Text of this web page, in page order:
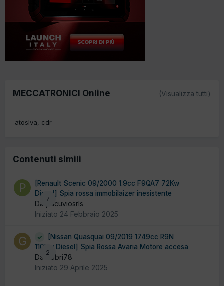
MECCATRONICI Online (Visualizza tutti)
atoslva cdr
Contenuti simili
7
[Renault Scenic 09/2000 1.9cc F9QA7 72Kw
Diesel] Spia rossa immobilaizer inesistente
Da pacuviosrls
Iniziato 24 Febbraio 2025
2
[Nissan Quasquai 09/2019 1749cc R9N
110Kw Diesel] Spia Rossa Avaria Motore accesa
Da Gabri78
Iniziato 29 Aprile 2025